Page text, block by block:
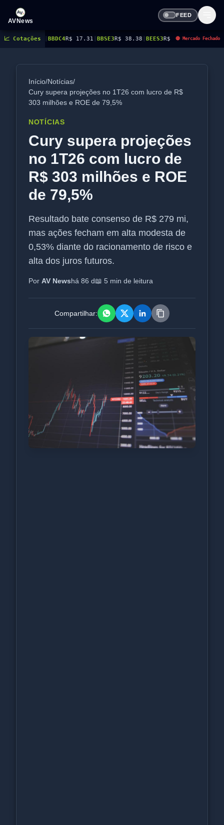
AVNews
FEED
📈 Cotações
R$ 17.31|BBSE3R$ 38.38 |BEES3R$ 8.78| BEES4R$ 9.16 |BMGB4R$ 5.21
🔴 Mercado Fechado
Início/Notícias/
Cury supera projeções no 1T26 com lucro de R$
303 milhões e ROE de 79,5%
NOTÍCIAS
Cury supera projeções
no 1T26 com lucro de
R$ 303 milhões e ROE
de 79,5%
Resultado bate consenso de R$ 279 mi,
mas ações fecham em alta modesta de
0,53% diante do racionamento de risco e
alta dos juros futuros.
Por AV Newshá 86 d📖 5 min de leitura
Compartilhar: